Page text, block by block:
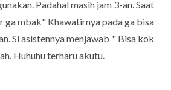
Padahal masih jam 3-an. Saat
ga mbak" Khawatirnya pada ga bisa
Si asistennya menjawab " Bisa kok
Huhuhu terharu akutu.